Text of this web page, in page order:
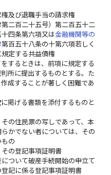
及び退職手当の請求権
二百二十五号）第二百五十二
四条第六項又は金融機関等の
第百五十八条の十第六項若しく
定する共益債権
するときは、前項に規定する
所に提出するものとする。た
成することが著しく困難であ
掲げる書類を添付するものと
の住民票の写しであって、本
かでない者については、その
の
の登記事項証明書
ついて破産手続開始の申立て
記に係る登記事項証明書